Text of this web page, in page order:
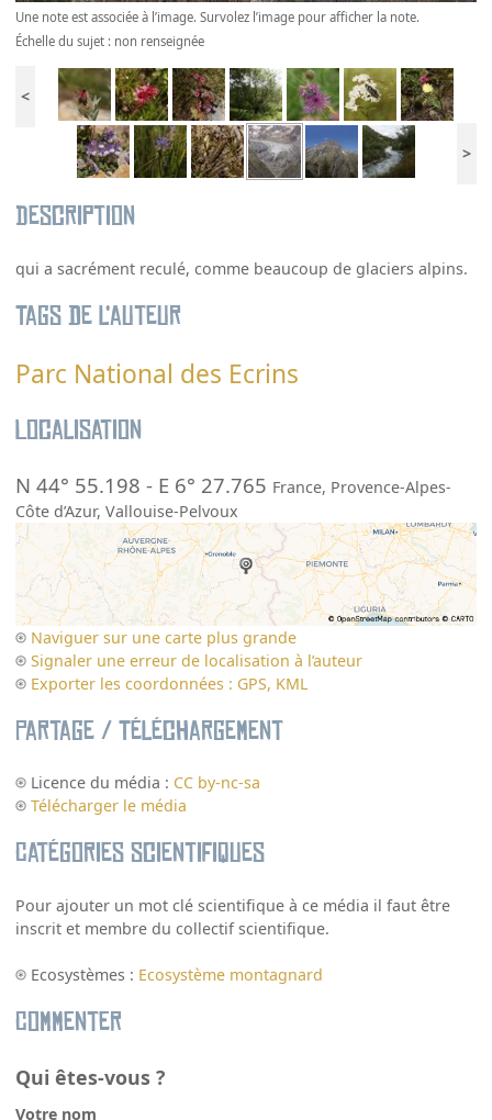
Une note est associée à l’image. Survolez l’image pour afficher la note.
Échelle du sujet : non renseignée
<
>
Description
qui a sacrément reculé, comme beaucoup de glaciers alpins.
Tags de l’auteur
Parc National des Ecrins
Localisation
N 44° 55.198 - E 6° 27.765 France, Provence-Alpes-
Côte d’Azur,Vallouise-Pelvoux
Naviguer sur une carte plus grande
Signaler une erreur de localisation à l’auteur
Exporter les coordonnées : GPS, KML
Partage / Téléchargement
Licence du média : CC by-nc-sa
Télécharger le média
Catégories scientifiques
Pour ajouter un mot clé scientifique à ce média il faut être
inscrit et membre du collectif scientifique.
Ecosystèmes : Ecosystème montagnard
Commenter
Qui êtes-vous ?
Votre nom